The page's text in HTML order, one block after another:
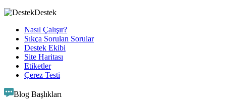
Destek
Nasıl Çalışır?
Sıkça Sorulan Sorular
Destek Ekibi
Site Haritası
Etiketler
Çerez Testi
Blog Başlıkları